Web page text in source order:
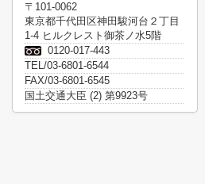
〒101-0062
東京都千代田区神田駿河台２丁目
1-4 ヒルクレスト御茶ノ水5階
0120-017-443
TEL/03-6801-6544
FAX/03-6801-6545
国土交通大臣 (2) 第9923号